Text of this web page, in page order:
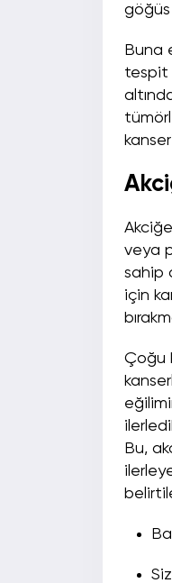
Buna
tespit
veya
sahip
için
Çoğu
Bu,